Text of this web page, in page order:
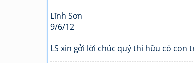
Lĩnh Sơn
9/6/12
LS xin gởi lời chúc quý thi hữu có